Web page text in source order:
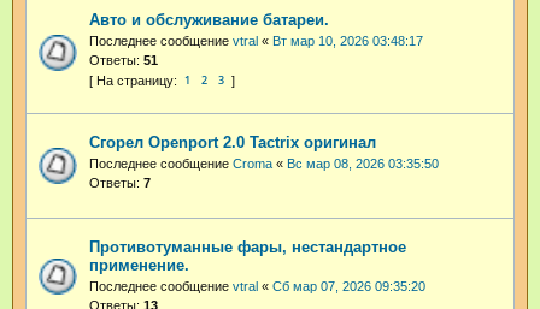
Авто и обслуживание батареи.
Последнее сообщение vtral « Вт мар 10, 2026 03:48:17
Ответы: 51
1 2 3
Сгорел Openport 2.0 Tactrix оригинал
Последнее сообщение Croma « Вс мар 08, 2026 03:35:50
Ответы: 7
Противотуманные фары, нестандартное
применение.
Последнее сообщение vtral « Сб мар 07, 2026 09:35:20
Ответы: 13